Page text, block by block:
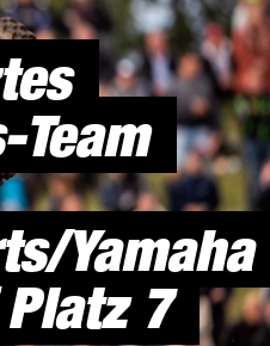
Team
Yamaha
7